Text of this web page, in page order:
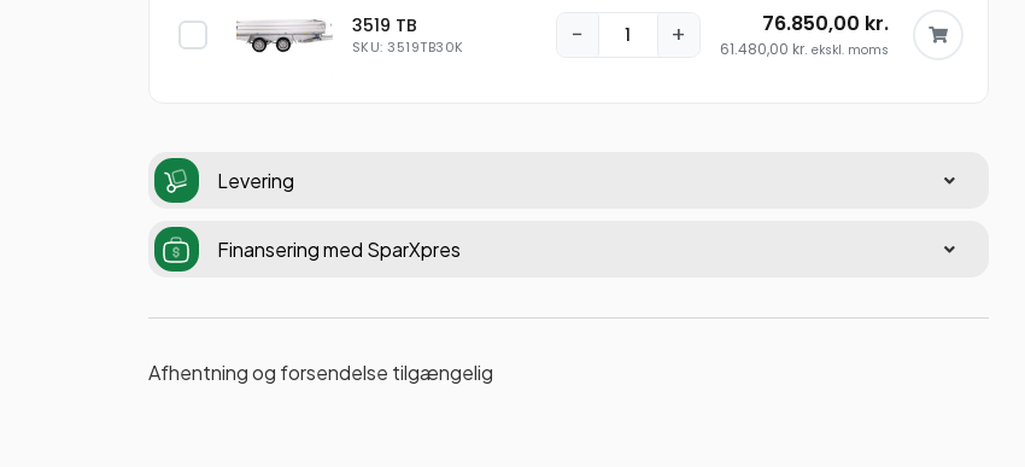
3519 TB
SKU: 3519TB30K − + 76.850,00 kr.
61.480,00 kr. ekskl. moms
Levering
Finansering med SparXpres
Afhentning og forsendelse tilgængelig